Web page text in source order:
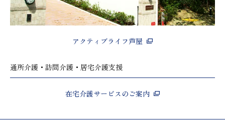
アクティブライフ芦屋
通所介護・訪問介護・居宅介護支援
在宅介護サービスのご案内